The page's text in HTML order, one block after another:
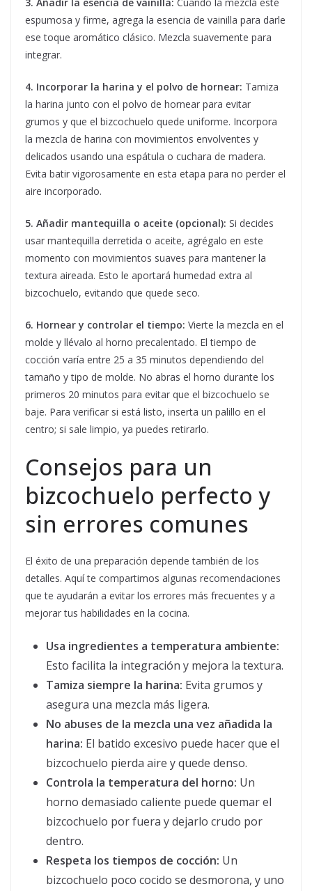
3. Añadir la esencia de vainilla: Cuando la mezcla esté
espumosa y firme, agrega la esencia de vainilla para darle
ese toque aromático clásico. Mezcla suavemente para
integrar.
4. Incorporar la harina y el polvo de hornear: Tamiza
la harina junto con el polvo de hornear para evitar
grumos y que el bizcochuelo quede uniforme. Incorpora
la mezcla de harina con movimientos envolventes y
delicados usando una espátula o cuchara de madera.
Evita batir vigorosamente en esta etapa para no perder el
aire incorporado.
5. Añadir mantequilla o aceite (opcional): Si decides
usar mantequilla derretida o aceite, agrégalo en este
momento con movimientos suaves para mantener la
textura aireada. Esto le aportará humedad extra al
bizcochuelo, evitando que quede seco.
6. Hornear y controlar el tiempo: Vierte la mezcla en el
molde y llévalo al horno precalentado. El tiempo de
cocción varía entre 25 a 35 minutos dependiendo del
tamaño y tipo de molde. No abras el horno durante los
primeros 20 minutos para evitar que el bizcochuelo se
baje. Para verificar si está listo, inserta un palillo en el
centro; si sale limpio, ya puedes retirarlo.
Consejos para un
bizcochuelo perfecto y
sin errores comunes
El éxito de una preparación depende también de los
detalles. Aquí te compartimos algunas recomendaciones
que te ayudarán a evitar los errores más frecuentes y a
mejorar tus habilidades en la cocina.
Usa ingredientes a temperatura ambiente:
Esto facilita la integración y mejora la textura.
Tamiza siempre la harina: Evita grumos y
asegura una mezcla más ligera.
No abuses de la mezcla una vez añadida la
harina: El batido excesivo puede hacer que el
bizcochuelo pierda aire y quede denso.
Controla la temperatura del horno: Un
horno demasiado caliente puede quemar el
bizcochuelo por fuera y dejarlo crudo por
dentro.
Respeta los tiempos de cocción: Un
bizcochuelo poco cocido se desmorona, y uno